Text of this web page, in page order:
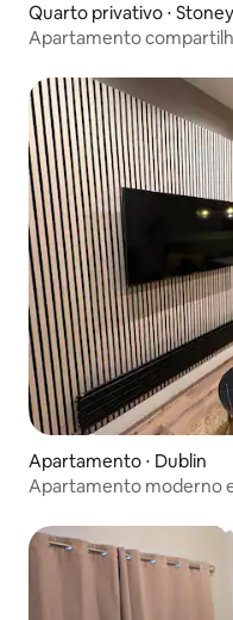
Quarto privativo ⋅
Apartamento
Apartamento ⋅ Dublin
Apartamento moderno